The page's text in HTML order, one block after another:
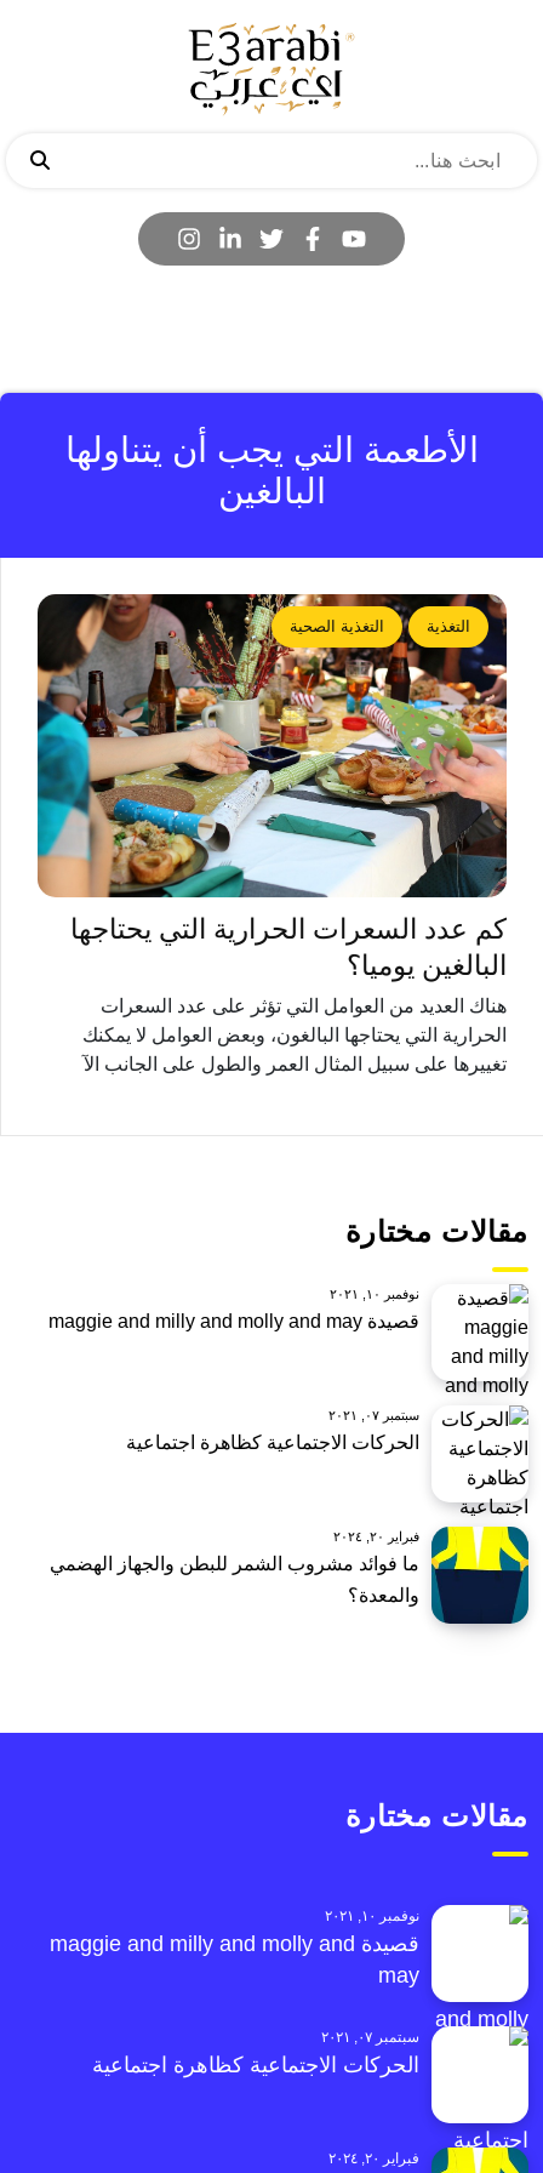
الأطعمة التي يجب أن يتناولها
البالغين
التغذية التغذية الصحية
كم عدد السعرات الحرارية التي يحتاجها
البالغين يوميا؟
هناك العديد من العوامل التي تؤثر على عدد السعرات
الحرارية التي يحتاجها البالغون، وبعض العوامل لا يمكنك
تغييرها على سبيل المثال العمر والطول على الجانب الآ
مقالات مختارة
نوفمبر ١٠, ٢٠٢١
قصيدة maggie and milly and molly and may
سبتمبر ٠٧, ٢٠٢١
الحركات الاجتماعية كظاهرة اجتماعية
فبراير ٢٠, ٢٠٢٤
ما فوائد مشروب الشمر للبطن والجهاز الهضمي
والمعدة؟
مقالات مختارة
نوفمبر ١٠, ٢٠٢١
قصيدة maggie and milly and molly and
may
سبتمبر ٠٧, ٢٠٢١
الحركات الاجتماعية كظاهرة اجتماعية
فبراير ٢٠, ٢٠٢٤